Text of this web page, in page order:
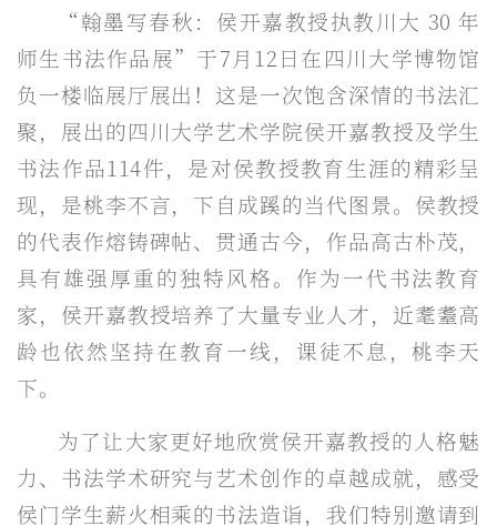
“翰墨写春秋：侯开嘉教授执教川大 30 年
师生书法作品展”于7月12日在四川大学博物馆
负一楼临展厅展出！这是一次饱含深情的书法汇
聚，展出的四川大学艺术学院侯开嘉教授及学生
书法作品114件，是对侯教授教育生涯的精彩呈
现，是桃李不言，下自成蹊的当代图景。侯教授
的代表作熔铸碑帖、贯通古今，作品高古朴茂，
具有雄强厚重的独特风格。作为一代书法教育
家，侯开嘉教授培养了大量专业人才，近耄耋高
龄也依然坚持在教育一线，课徒不息，桃李天
下。
为了让大家更好地欣赏侯开嘉教授的人格魅
力、书法学术研究与艺术创作的卓越成就，感受
侯门学生薪火相乘的书法造诣，我们特别邀请到